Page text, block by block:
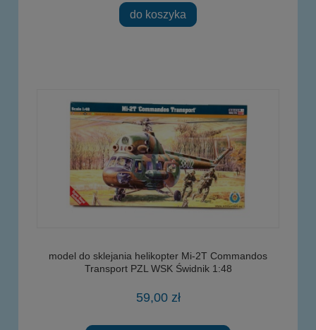
do koszyka
model do sklejania helikopter Mi-2T Commandos
Transport PZL WSK Świdnik 1:48
59,00 zł